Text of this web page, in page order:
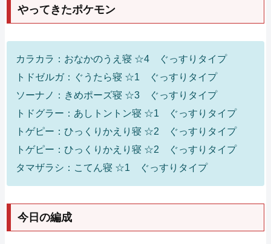
やってきたポケモン
カラカラ：おなかのうえ寝 ☆4 ぐっすりタイプ
トドゼルガ：ぐうたら寝 ☆1 ぐっすりタイプ
ソーナノ：きめポーズ寝 ☆3 ぐっすりタイプ
トドグラー：あしトントン寝 ☆1 ぐっすりタイプ
トゲピー：ひっくりかえり寝 ☆2 ぐっすりタイプ
トゲピー：ひっくりかえり寝 ☆2 ぐっすりタイプ
タマザラシ：こてん寝 ☆1 ぐっすりタイプ
今日の編成